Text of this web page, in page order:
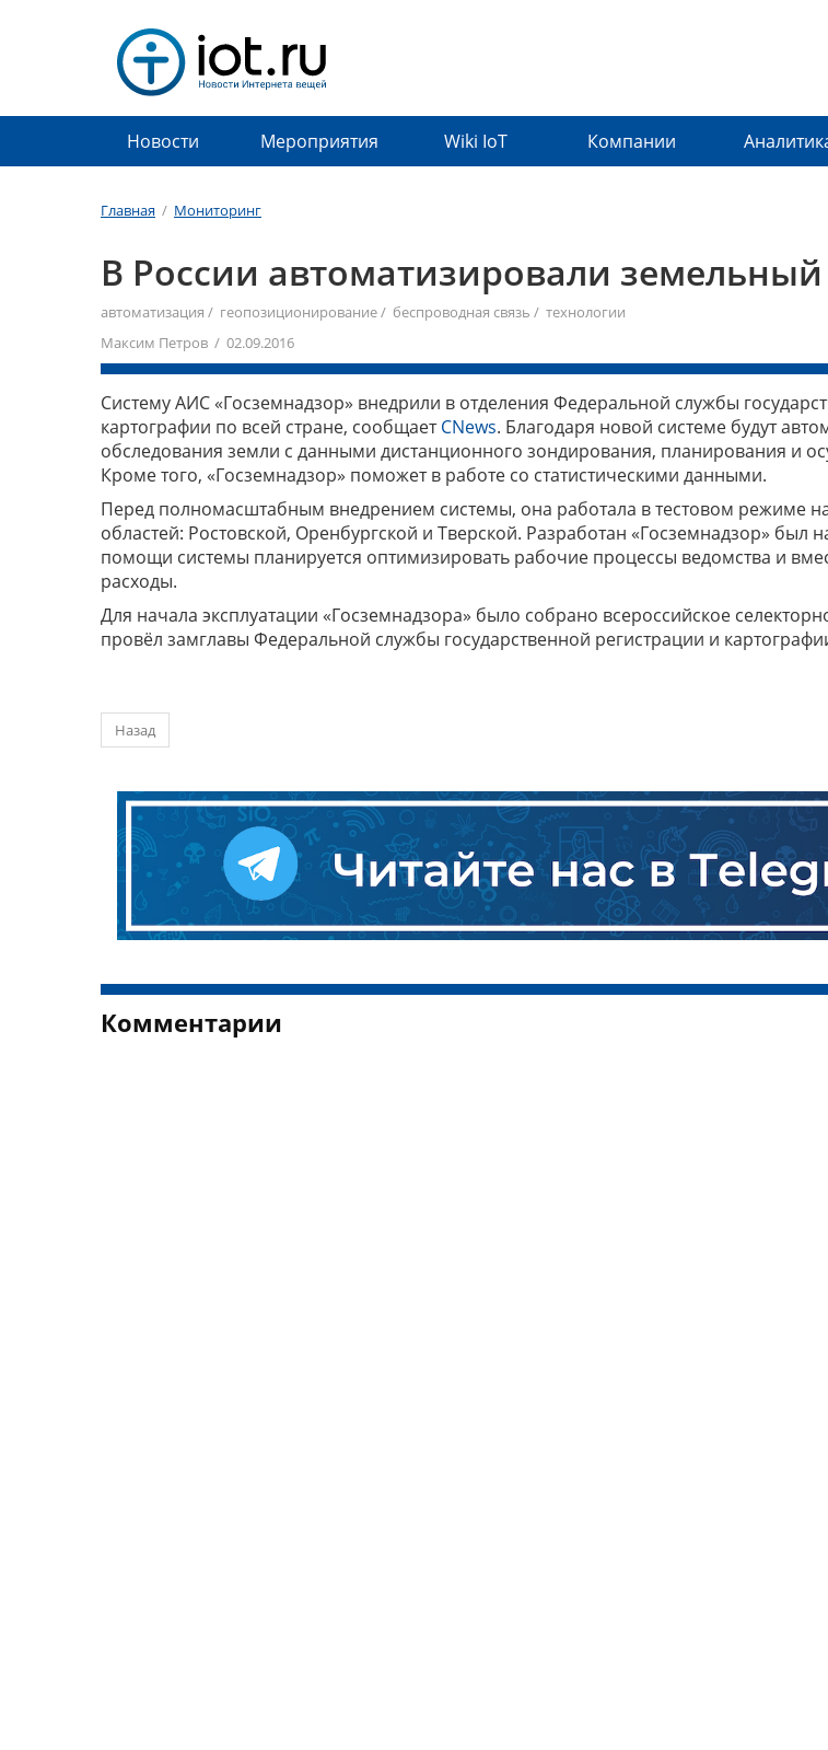
Новости Мероприятия Wiki IoT Компании
Главная / Мониторинг
В России автоматизировали
автоматизация / геопозиционирование/ беспроводная связь / технологии
Максим Петров / 02.09.2016
Систему АИС «Госземнадзор» внедрили в отделения Федеральной службы
картографии по всей стране, сообщаетCNews. Благодаря новой системе будут
обследования земли с данными дистанционного зондирования, планирования и
Кроме того, «Госземнадзор» поможет в работе со статистическими данными.
Перед полномасштабным внедрением системы, она работала в тестовом режиме
областей: Ростовской, Оренбургской и Тверской. Разработан «Госземнадзор» был
помощи системы планируется оптимизировать рабочие процессы ведомства и
расходы.
Для начала эксплуатации «Госземнадзора» было собрано всероссийское
провёл замглавы Федеральной службы государственной регистрации и
Назад
Комментарии